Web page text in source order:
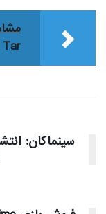
Tar | یک کیت بلانشت درخشان